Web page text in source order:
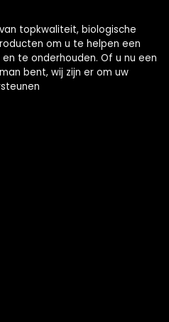
topkwaliteit, biologische
om u te helpen een
te onderhouden. Of u nu een
bent, wij zijn er om uw